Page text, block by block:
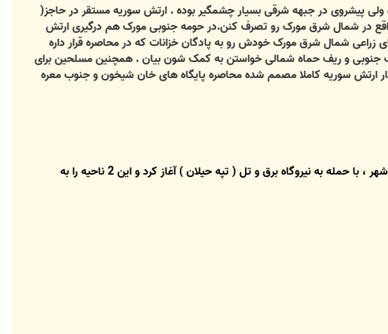
پیشروی در جبهه شرقی بسیار چشمگیر بوده . ارتش سوریه مستقر در حاجز(
در شمال شرق مورک رو تصرف کنن.در حومه جنوبی مورک هم درگیری ارتش
شمال شرق مورک خودش رو به پادگان خزانات که در محاصره قرار داره
جنوبی و ریف حماه شمالی خواستن به کمک شون بیان . همچنین مسلحین برای
ارتش سوریه کاملا مصمم شده محاصره پایگاه های خان شیخون و جنوب معره
ارتش سوریه از 2 روز پیش عملیات خود را برای شکستن محاصره زندان مرکزی حلب و محاصره مخالفین مسلح در داخل شهر ، با حمله به نیروگاه برق و تل ( تپه حیلان ) آغاز کرد و این 2 ناحیه را به